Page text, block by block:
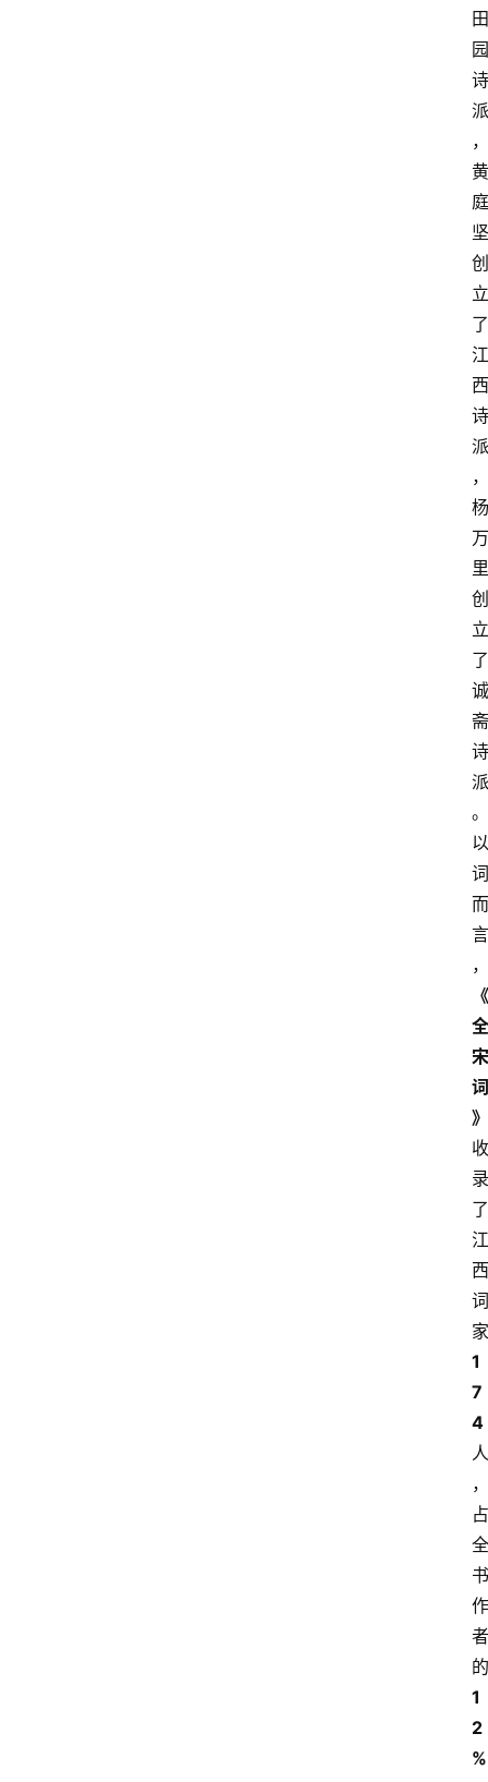
田
园
诗
派
，
黄
庭
坚
创
立
了
江
西
诗
派
，
杨
万
里
创
立
了
诚
斋
诗
派
。
以
词
而
言
，
《
全
宋
词
》
收
录
了
江
西
词
家
1
7
4
人
，
占
全
书
作
者
的
1
2
%